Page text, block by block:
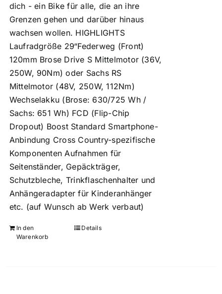
dich - ein Bike für alle, die an ihre
Grenzen gehen und darüber hinaus
wachsen wollen. HIGHLIGHTS
Laufradgröße 29“Federweg (Front)
120mm Brose Drive S Mittelmotor (36V,
250W, 90Nm) oder Sachs RS
Mittelmotor (48V, 250W, 112Nm)
Wechselakku (Brose: 630/725 Wh /
Sachs: 651 Wh) FCD (Flip-Chip
Dropout) Boost Standard Smartphone-
Anbindung Cross Country-spezifische
Komponenten Aufnahmen für
Seitenständer, Gepäckträger,
Schutzbleche, Trinkflaschenhalter und
Anhängeradapter für Kinderanhänger
etc. (auf Wunsch ab Werk verbaut)
In den
Warenkorb
Details